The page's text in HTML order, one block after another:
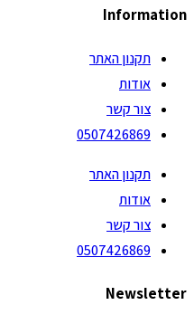
Information
תקנון האתר
אודות
צור קשר
0507426869
תקנון האתר
אודות
צור קשר
0507426869
Newsletter